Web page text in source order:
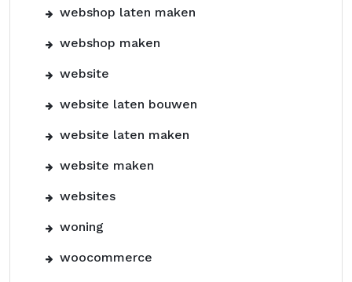
webshop laten maken
webshop maken
website
website laten bouwen
website laten maken
website maken
websites
woning
woocommerce